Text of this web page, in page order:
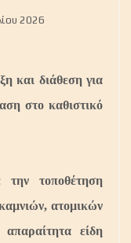
2026
και διάθεση για
στο καθιστικό
την τοποθέτηση
ατομικών
είδη